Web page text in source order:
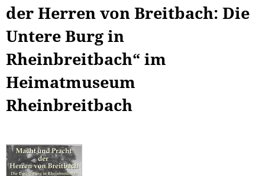
der Herren von Breitbach: Die
Untere Burg in
Rheinbreitbach“ im
Heimatmuseum
Rheinbreitbach